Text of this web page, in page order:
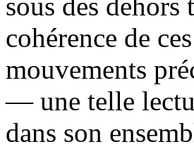
cohérence de
mouvements
— une telle
dans son